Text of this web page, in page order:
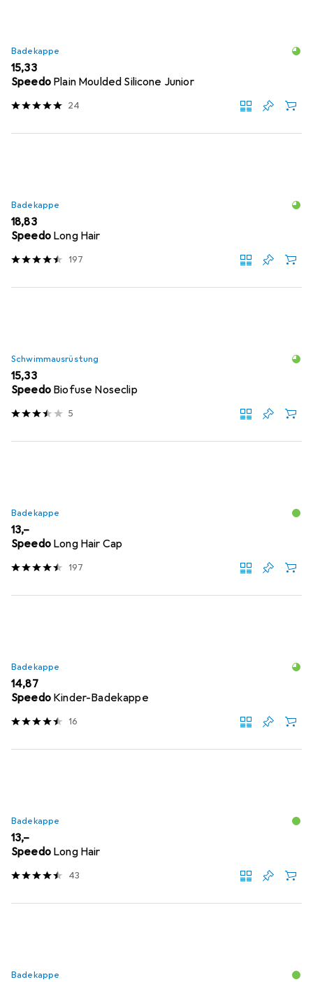
Badekappe
EUR
15,33
Speedo Plain Moulded Silicone Junior
24
Badekappe
EUR
18,83
Speedo Long Hair
197
Schwimmausrüstung
EUR
15,33
Speedo Biofuse Noseclip
5
Badekappe
EUR
13,–
Speedo Long Hair Cap
197
Badekappe
EUR
14,87
Speedo Kinder-Badekappe
16
Badekappe
EUR
13,–
Speedo Long Hair
43
Badekappe